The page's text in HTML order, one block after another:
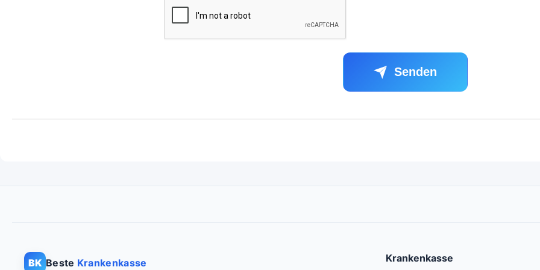
Senden
BK Beste Krankenkasse
Krankenkasse